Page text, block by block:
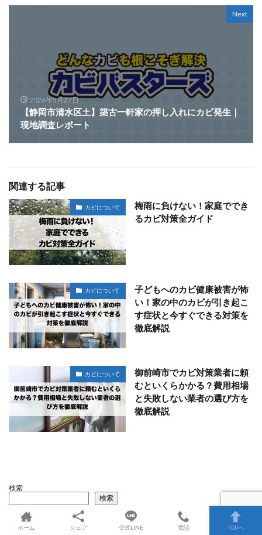
Next
2026年5月27日
【静岡市清水区土】築古一軒家の押し入れにカビ発生｜
現地調査レポート
関連する記事
カビについて
梅雨に負けない！家庭ででき
るカビ対策全ガイド
カビについて
子どもへのカビ健康被害が怖
い！家の中のカビが引き起こ
す症状と今すぐできる対策を
徹底解説
カビについて
御前崎市でカビ対策業者に頼
むといくらかかる？費用相場
と失敗しない業者の選び方を
徹底解説
検索
検索
ホーム シェア 公式LINE 電話 TOPへ